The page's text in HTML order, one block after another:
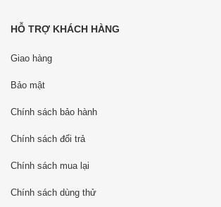
HỖ TRỢ KHÁCH HÀNG
Giao hàng
Bảo mật
Chính sách bảo hành
Chính sách đổi trả
Chính sách mua lại
Chính sách dùng thử